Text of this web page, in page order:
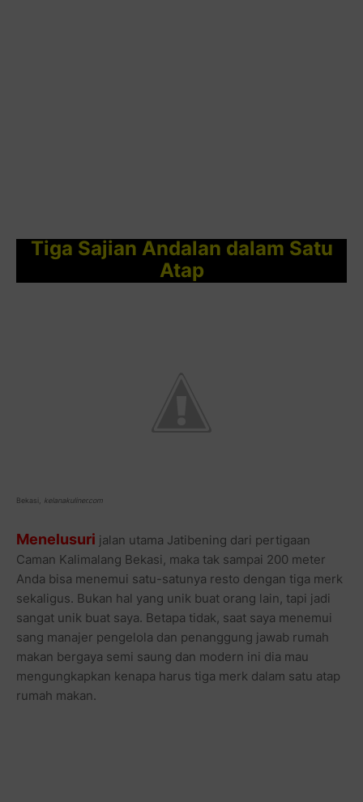
Tiga Sajian Andalan dalam Satu
Atap
Bekasi, kelanakuliner.com
Menelusuri jalan utama Jatibening dari pertigaan
Caman Kalimalang Bekasi, maka tak sampai 200 meter
Anda bisa menemui satu-satunya resto dengan tiga merk
sekaligus. Bukan hal yang unik buat orang lain, tapi jadi
sangat unik buat saya. Betapa tidak, saat saya menemui
sang manajer pengelola dan penanggung jawab rumah
makan bergaya semi saung dan modern ini dia mau
mengungkapkan kenapa harus tiga merk dalam satu atap
rumah makan.